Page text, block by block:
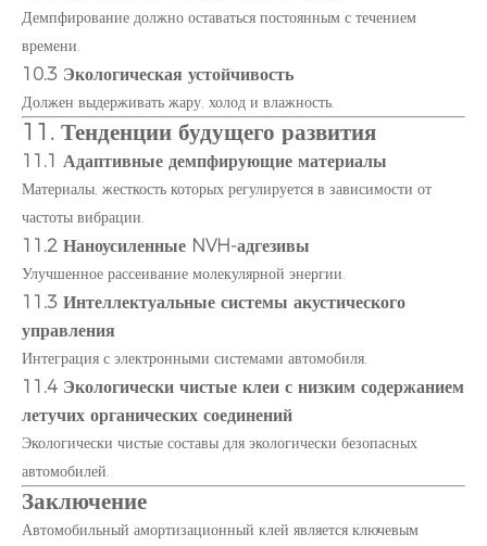
Демпфирование должно оставаться постоянным с течением
времени.
10.3 Экологическая устойчивость
Должен выдерживать жару, холод и влажность.
11. Тенденции будущего развития
11.1 Адаптивные демпфирующие материалы
Материалы, жесткость которых регулируется в зависимости от
частоты вибрации.
11.2 Наноусиленные NVH-адгезивы
Улучшенное рассеивание молекулярной энергии.
11.3 Интеллектуальные системы акустического
управления
Интеграция с электронными системами автомобиля.
11.4 Экологически чистые клеи с низким содержанием
летучих органических соединений
Экологически чистые составы для экологически безопасных
автомобилей.
Заключение
Автомобильный амортизационный клей является ключевым